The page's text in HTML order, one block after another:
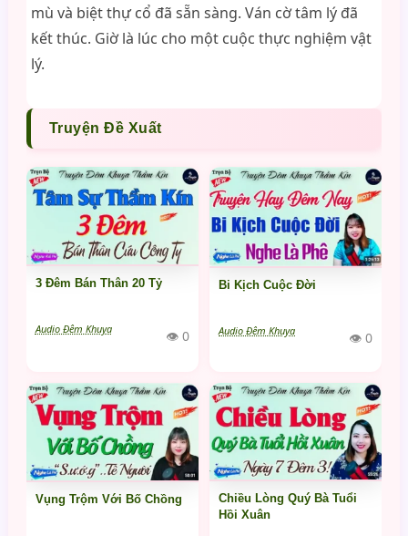
mù và biệt thự cổ đã sẵn sàng. Ván cờ tâm lý đã
kết thúc. Giờ là lúc cho một cuộc thực nghiệm vật
lý.
Truyện Đề Xuất
3 Đêm Bán Thân 20 Tỷ
Audio Đêm Khuya 👁 0
Bi Kịch Cuộc Đời
Audio Đêm Khuya 👁 0
Vụng Trộm Với Bố Chồng
Chiều Lòng Quý Bà Tuổi
Hồi Xuân